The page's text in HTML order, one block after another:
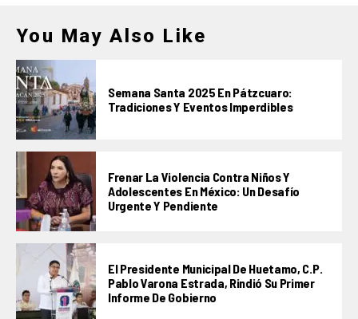
You May Also Like
Semana Santa 2025 En Pátzcuaro:
Tradiciones Y Eventos Imperdibles
Frenar La Violencia Contra Niños Y
Adolescentes En México: Un Desafío
Urgente Y Pendiente
El Presidente Municipal De Huetamo, C.P.
Pablo Varona Estrada, Rindió Su Primer
Informe De Gobierno